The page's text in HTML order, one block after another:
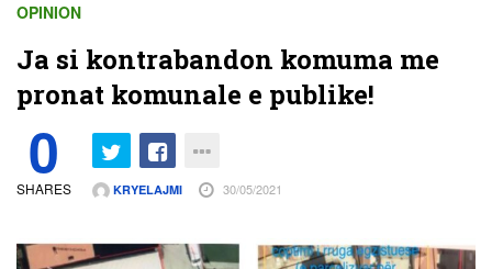
OPINION
Ja si kontrabandon komuma me
pronat komunale e publike!
0
SHARES KRYELAJMI 30/05/2021